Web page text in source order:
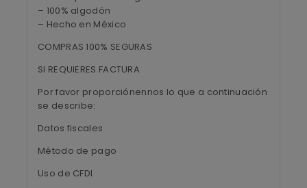
– 100% algodón
– Hecho en México
COMPRAS 100% SEGURAS
SI REQUIERES FACTURA
Por favor proporciónennos lo que a continuación
se describe:
Datos fiscales
Método de pago
Uso de CFDI